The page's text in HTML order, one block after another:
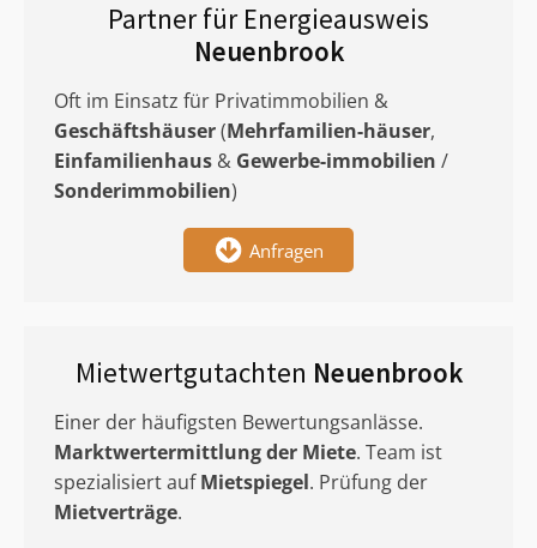
Partner für Energieausweis
Neuenbrook
Oft im Einsatz für Privatimmobilien &
Geschäftshäuser(Mehrfamilien-häuser,
Einfamilienhaus & Gewerbe-immobilien /
Sonderimmobilien)
Anfragen
Mietwertgutachten Neuenbrook
Einer der häufigsten Bewertungsanlässe.
Marktwertermittlungder Miete. Team ist
spezialisiert aufMietspiegel. Prüfung der
Mietverträge.